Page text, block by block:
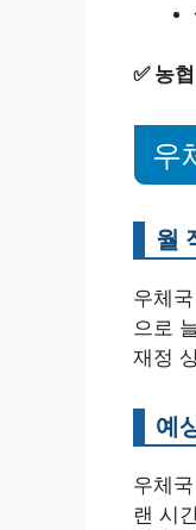
✅ 농
우
월
우체
으로
재정
예
우체
랜 시